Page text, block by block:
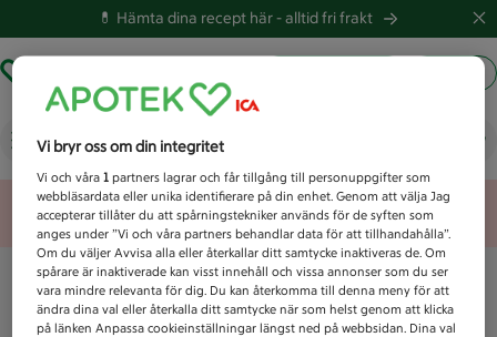
💊 Hämta dina recept här -alltid fri frakt
Vad letar du efter idag?
Unknown error
Vi bryr oss om din integritet
Vi och våra1 partners lagrar och får tillgång till personuppgifter som
webbläsardata eller unika identifierare på din enhet. Genom att välja Jag
accepterar tillåter du att spårningstekniker används för de syften som
anges under ”Vi och våra partners behandlar data för att tillhandahålla”.
Om du väljer Avvisa alla eller återkallar ditt samtycke inaktiveras de. Om
spårare är inaktiverade kan visst innehåll och vissa annonser som du ser
vara mindre relevanta för dig. Du kan återkomma till denna meny för att
ändra dina val eller återkalla ditt samtycke när som helst genom att klicka
på länken Anpassa cookieinställningar längst ned på webbsidan. Dina val